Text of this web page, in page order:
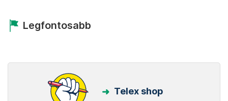
Legfontosabb
Telex shop